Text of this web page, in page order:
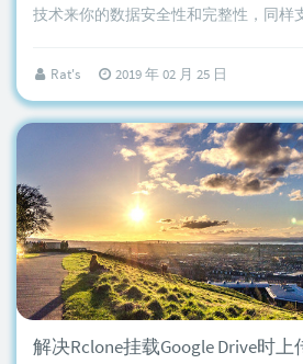
技术来你的数据安全性和完整性，同样
Rat's 2019 年 02 月 25 日